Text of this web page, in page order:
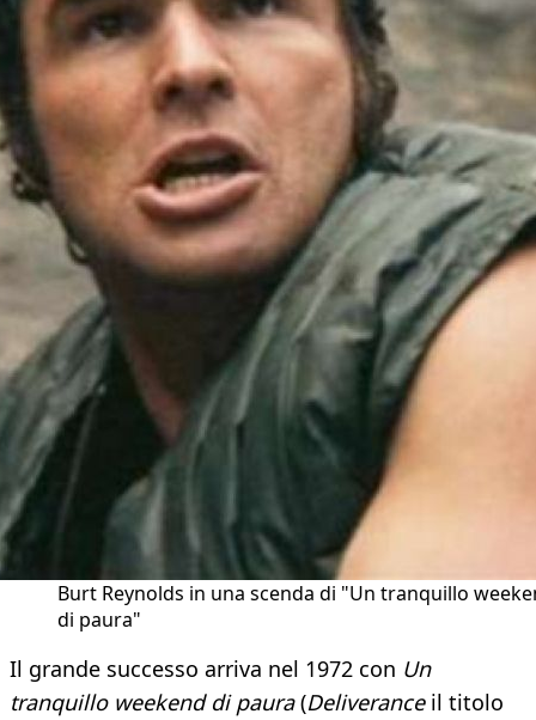
Burt Reynolds in una scenda di "Un tranquillo
di paura"
Il grande successo arriva nel 1972 con Un
tranquillo weekend di paura(Deliverance il titolo